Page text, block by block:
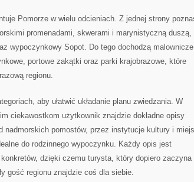
Pomorze w wielu odcieniach. Z jednej strony
promenadami, skwerami i marynistyczną duszą,
wypoczynkowy Sopot. Do tego dochodzą malownicze
portowe zakątki oraz parki krajobrazowe, które
regionu.
aby ułatwić układanie planu zwiedzania. W
ciekawostkom użytkownik znajdzie dokładne opisy
nadmorskich pomostów, przez instytucje kultury i
do rodzinnego wypoczynku. Każdy opis jest
dzięki czemu turysta, który dopiero zaczyna
gość regionu znajdzie coś dla siebie.